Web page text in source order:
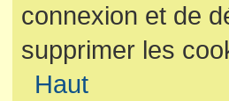
connexion et de
supprimer les
Haut